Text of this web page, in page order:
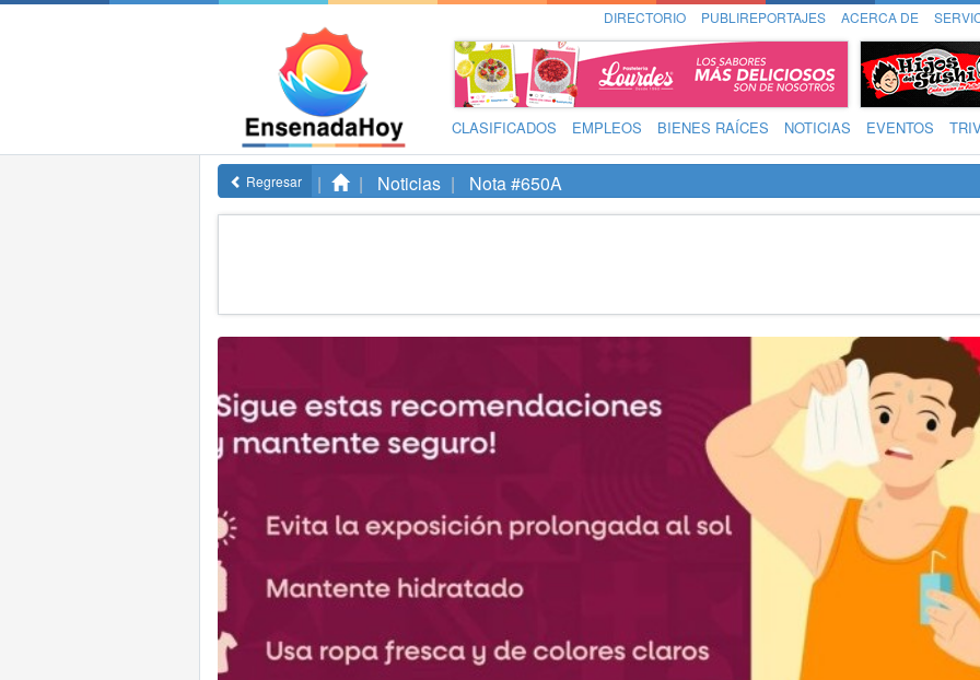
DIRECTORIO PUBLIREPORTAJES ACERCA DE
CLASIFICADOS EMPLEOS BIENES RAÍCES NOTICIAS EVENTOS
Regresar Noticias Nota #650A